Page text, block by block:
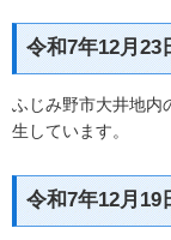
令和7年12月23
ふじみ野市大井地内
生しています。
令和7年12月19